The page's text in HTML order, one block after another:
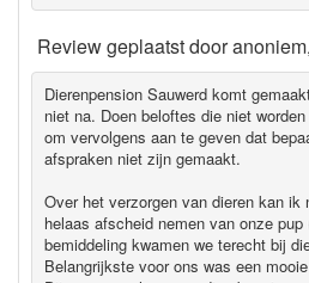
Review geplaatst dooranoniem,
Dierenpension Sauwerd komt
niet na. Doen beloftes die niet
om vervolgens aan te geven dat
afspraken niet zijn gemaakt.
Over het verzorgen van dieren kan
helaas afscheid nemen van onze
bemiddeling kwamen we terecht bij
Belangrijkste voor ons was een